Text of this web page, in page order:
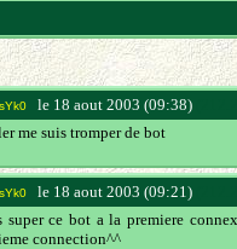
le 18 aout 2003 (09:38)
me suis tromper de bot
le 18 aout 2003 (09:21)
super ce bot a la premiere
connection^^